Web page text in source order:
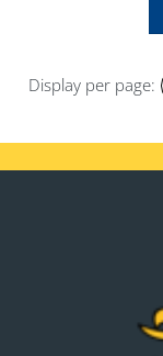
Display per page: